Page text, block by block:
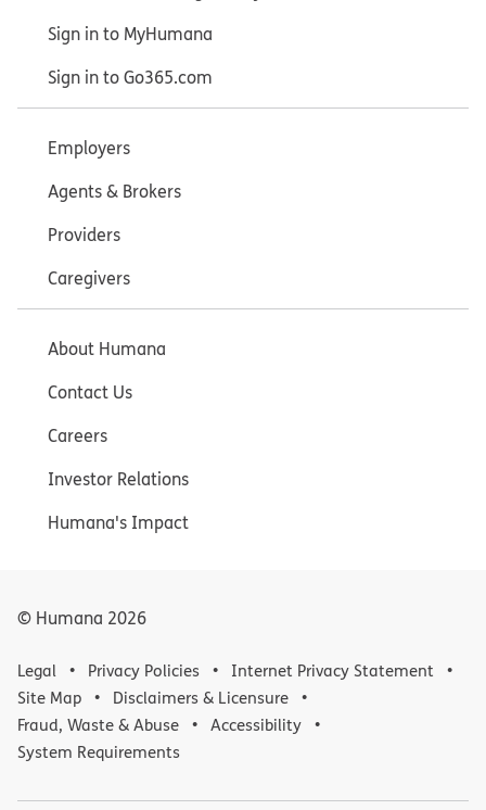
Sign in to MyHumana
Sign in to Go365.com
Employers
Agents & Brokers
Providers
Caregivers
About Humana
Contact Us
Careers
Investor Relations
Humana's Impact
© Humana 2026
Legal Privacy Policies
Internet Privacy Statement
Site Map
Disclaimers & Licensure
Fraud, Waste & Abuse
Accessibility
System Requirements